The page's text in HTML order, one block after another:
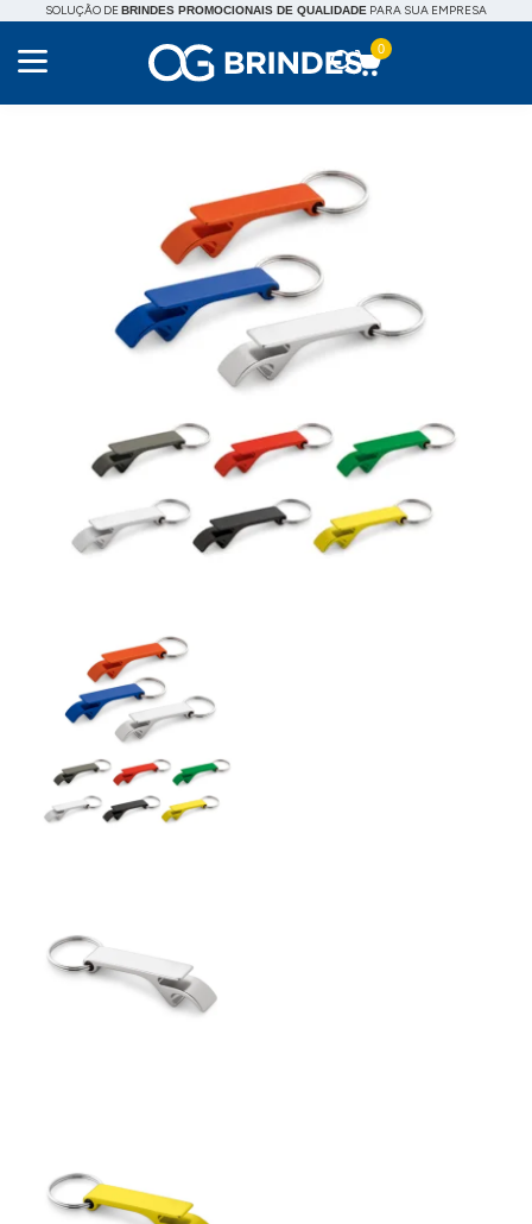
SOLUÇÃO DEBRINDES PROMOCIONAIS DE QUALIDADE PARA SUA EMPRESA
0